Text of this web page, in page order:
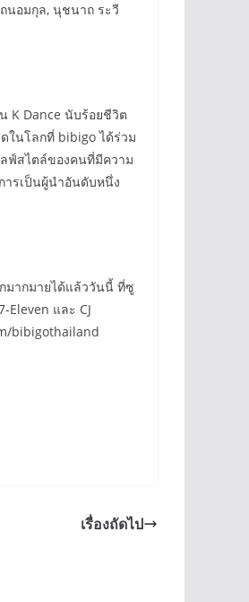
นอมกุล, นุชนาถ ระวี
K Dance นับร้อยชีวิต
ในโลกที่ bibigo ได้ร่วม
ฟ์สไตล์ของคนที่มีความ
ารเป็นผู้นำอันดับหนึ่ง
กมากมายได้แล้ววันนี้ ที่ซู
Eleven และ CJ
bibigothailand
เรื่องถัดไป